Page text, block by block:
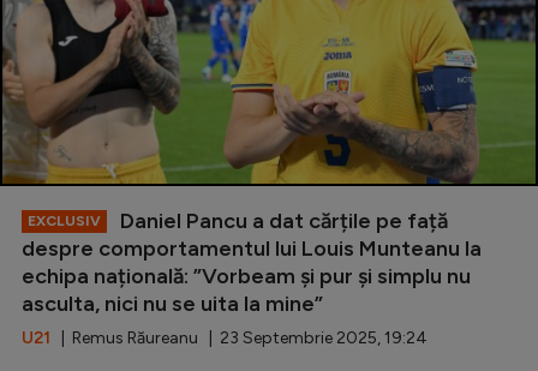
EXCLUSIV
Daniel Pancu a dat cărțile pe față
despre comportamentul lui Louis Munteanu la
echipa națională: ”Vorbeam și pur și simplu nu
asculta, nici nu se uita la mine”
U21 | Remus Răureanu | 23 Septembrie 2025, 19:24